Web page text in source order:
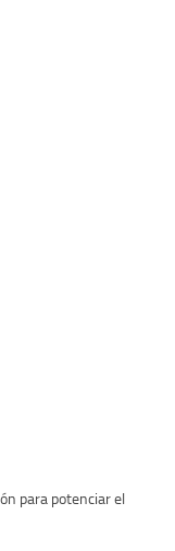
para potenciar el